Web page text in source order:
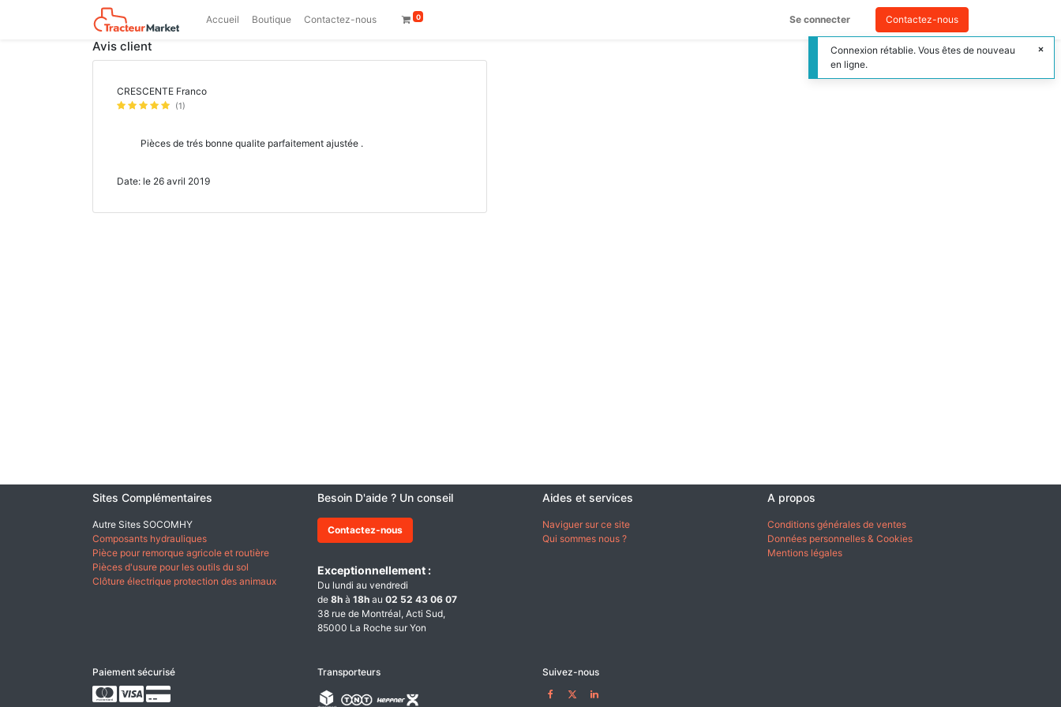
Accueil Boutique Contactez-nous 0 Se connecter Contactez-nous
Avis client
CRESCENTE Franco
(1)
Pièces de trés bonne qualite parfaitement ajustée .
Date: le 26 avril 2019
Sites Complémentaires
Autre Sites SOCOMHY
Composants hydrauliques
Pièce pour remorque agricole et routière
Pièces d'usure pour les outils du sol
Clôture électrique protection des animaux
Besoin D'aide ? Un conseil
Contactez-nous
Exceptionnellement :
Du lundi au vendredi
de 8h à 18h au 02 52 43 06 07
38 rue de Montréal, Acti Sud,
85000 La Roche sur Yon
Aides et services
Naviguer sur ce site
Qui sommes nous ?
A propos
Conditions générales de ventes
Données personnelles & Cookies
Mentions légales
Paiement sécurisé Transporteurs Suivez-nous
Connexion rétablie. Vous êtes de nouveau
en ligne.